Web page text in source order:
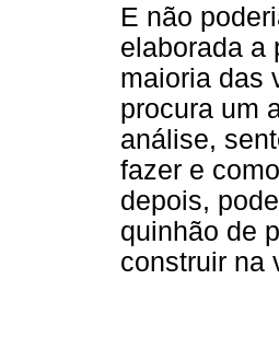
E não
elaborada a
maioria das
procura um
análise,
fazer e
depois,
quinhão de
construir na